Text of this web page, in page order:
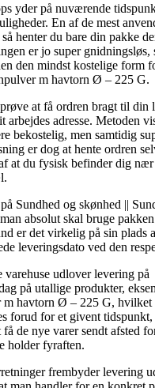
yder på nuværende
En af de mest
henter du bare din pakke
er jo super gnidningsløs,
den mindst kostelige form
m havtorn Ø – 225 G.
at få ordren bragt til din
arbejdes adresse. Metoden
bekostelig, men samtidig
er dog at hente ordren
at du fysisk befinder dig
Sundhed og skønhed ||
absolut skal bruge
er det virkelig på sin plads
leveringsdato ved den
varehuse udlover levering på
på utallige produkter,
m havtorn Ø – 225 G,
forud for et givent tidspunkt,
få de nye varer sendt afsted
holder fyraften.
frembyder levering